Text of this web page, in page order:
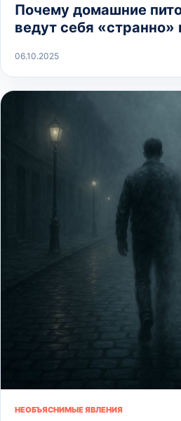
Почему домашние
ведут себя «странно»
06.10.2025
НЕОБЪЯСНИМЫЕ ЯВЛЕНИЯ